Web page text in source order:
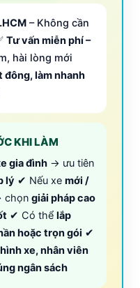
– Không cần
Tư vấn miễn phí –
hài lòng mới
làm nhanh
KHI LÀM
gia đình → ưu tiên
lý ✔ Nếu xe mới /
chọn giải pháp cao
✔ Có thể lắp
hoặc trọn gói ✔
xe, nhân viên
ngân sách